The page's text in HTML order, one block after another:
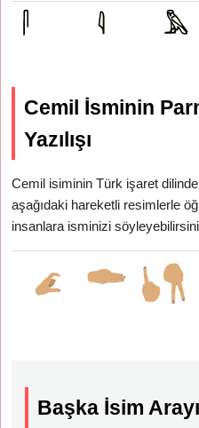
Cemil İsminin
Yazılışı
Cemil isiminin Türk işaret dilinde
aşağıdaki hareketli resimlerle
insanlara isminizi
Başka İsim